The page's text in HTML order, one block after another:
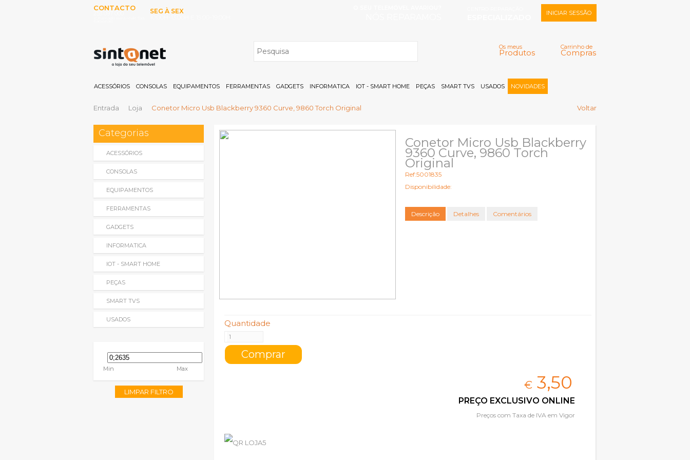
CONTACTO
SEG À SEX
Carrinho de
Compras
Os meus
Produtos
INICIAR SESSÃO
Memorizar
Registar |
ACESSÓRIOS CONSOLAS EQUIPAMENTOS FERRAMENTAS GADGETS INFORMATICA IOT - SMART HOME PEÇAS SMART TVS USADOS NOVIDADES
Entrada Loja Conetor Micro Usb Blackberry 9360 Curve, 9860 Torch Original Voltar
Categorias
ACESSÓRIOS
CONSOLAS
EQUIPAMENTOS
FERRAMENTAS
GADGETS
INFORMATICA
IOT - SMART HOME
PEÇAS
SMART TVS
USADOS
Min Max
LIMPAR FILTRO
Conetor Micro Usb Blackberry
9360 Curve, 9860 Torch
Original
Ref:5001835
Disponibilidade:
Descrição Detalhes Comentários
Quantidade
€ 3,50
PREÇO EXCLUSIVO ONLINE
Preços com Taxa de IVA em Vigor